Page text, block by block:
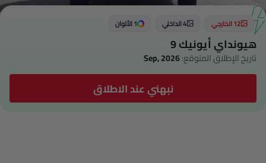
12 الخارجي 4 الداخلي 1 الألوان
هيونداي أيونيك 9
تاريخ الإطلاق المتوقع:Sep, 2026
نبهني عند الاطلاق